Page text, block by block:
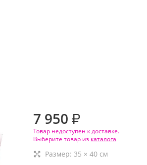
7 950 ₽
Товар недоступен к доставке.
Выберите товар из каталога
Размер: 35 × 40 см